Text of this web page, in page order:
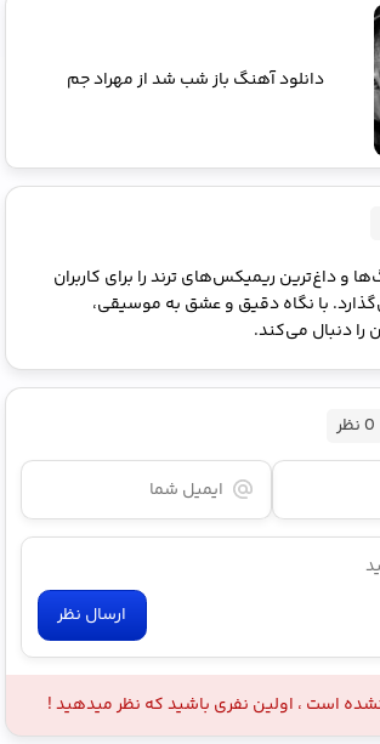
دانلود آهنگ باز شب شد از مهراد جم
و داغ‌ترین ریمیکس‌های ترند را برای کاربران
با نگاه دقیق و عشق به موسیقی،
را دنبال می‌کند.
0 نظر
ارسال نظر
است ، اولین نفری باشید که نظر میدهید !